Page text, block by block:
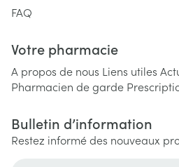
FAQ
Votre pharmacie
A propos de nous Liens utiles
Pharmacien de garde
Bulletin d’information
Restez informé des nouveaux